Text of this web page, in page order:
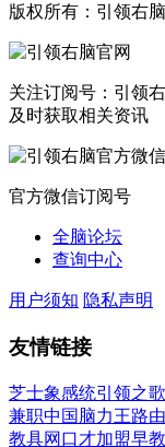
版权所有：引领右
关注订阅号：引领
及时获取相关资讯
官方微信订阅号
全脑论坛
查询中心
用户须知 隐私声明
友情链接
芝士象感统引领之
兼职中国脑力王路
教具网 口才加盟早